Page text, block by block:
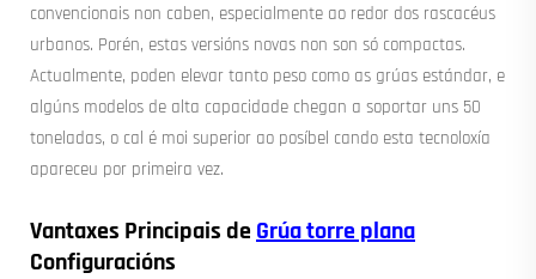
convencionais non caben, especialmente ao redor dos rascacéus
urbanos. Porén, estas versións novas non son só compactas.
Actualmente, poden elevar tanto peso como as grúas estándar, e
algúns modelos de alta capacidade chegan a soportar uns 50
toneladas, o cal é moi superior ao posíbel cando esta tecnoloxía
apareceu por primeira vez.
Vantaxes Principais de Grúa torre plana
Configuracións